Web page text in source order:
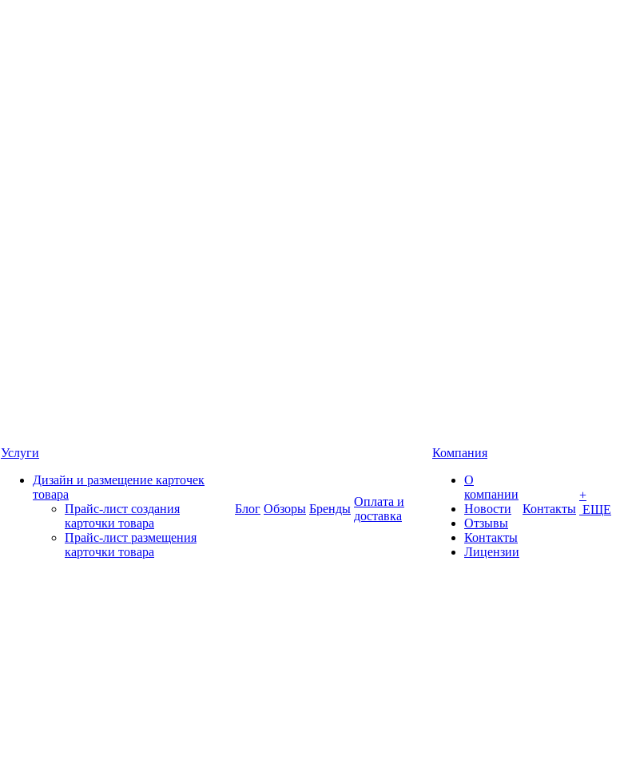
Услуги
Дизайн и размещение карточек
товара
Прайс-лист создания
карточки товара
Прайс-лист размещения
карточки товара
Блог Обзоры Бренды
Оплата и
доставка
Компания
О
компании
Новости
Отзывы
Контакты
Лицензии
Контакты
+
ЕЩЕ